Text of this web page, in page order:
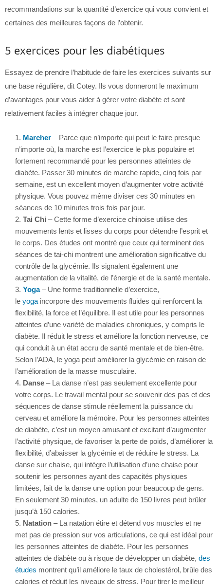
recommandations sur la quantité d’exercice qui vous convient et
certaines des meilleures façons de l’obtenir.
5 exercices pour les diabétiques
Essayez de prendre l’habitude de faire les exercices suivants sur
une base régulière, dit Cotey. Ils vous donneront le maximum
d’avantages pour vous aider à gérer votre diabète et sont
relativement faciles à intégrer chaque jour.
Marcher – Parce que n’importe qui peut le faire presque
n’importe où, la marche est l’exercice le plus populaire et
fortement recommandé pour les personnes atteintes de
diabète. Passer 30 minutes de marche rapide, cinq fois par
semaine, est un excellent moyen d’augmenter votre activité
physique. Vous pouvez même diviser ces 30 minutes en
séances de 10 minutes trois fois par jour.
Tai Chi – Cette forme d’exercice chinoise utilise des
mouvements lents et lisses du corps pour détendre l’esprit et
le corps. Des études ont montré que ceux qui terminent des
séances de tai-chi montrent une amélioration significative du
contrôle de la glycémie. Ils signalent également une
augmentation de la vitalité, de l’énergie et de la santé mentale.
Yoga – Une forme traditionnelle d’exercice,
le yoga incorpore des mouvements fluides qui renforcent la
flexibilité, la force et l’équilibre. Il est utile pour les personnes
atteintes d’une variété de maladies chroniques, y compris le
diabète. Il réduit le stress et améliore la fonction nerveuse, ce
qui conduit à un état accru de santé mentale et de bien-être.
Selon l’ADA, le yoga peut améliorer la glycémie en raison de
l’amélioration de la masse musculaire.
Danse – La danse n’est pas seulement excellente pour
votre corps. Le travail mental pour se souvenir des pas et des
séquences de danse stimule réellement la puissance du
cerveau et améliore la mémoire. Pour les personnes atteintes
de diabète, c’est un moyen amusant et excitant d’augmenter
l’activité physique, de favoriser la perte de poids, d’améliorer la
flexibilité, d’abaisser la glycémie et de réduire le stress. La
danse sur chaise, qui intègre l’utilisation d’une chaise pour
soutenir les personnes ayant des capacités physiques
limitées, fait de la danse une option pour beaucoup de gens.
En seulement 30 minutes, un adulte de 150 livres peut brûler
jusqu’à 150 calories.
Natation – La natation étire et détend vos muscles et ne
met pas de pression sur vos articulations, ce qui est idéal pour
les personnes atteintes de diabète. Pour les personnes
atteintes de diabète ou à risque de développer un diabète, des
études montrent qu’il améliore le taux de cholestérol, brûle des
calories et réduit les niveaux de stress. Pour tirer le meilleur